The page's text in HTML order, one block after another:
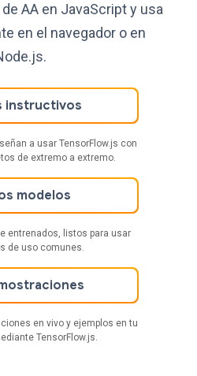
AA en JavaScript y usa
en el navegador o en
instructivos
a usar TensorFlow.js con
de extremo a extremo.
modelos
entrenados, listos para usar
de uso comunes.
en vivo y ejemplos en tu
TensorFlow.js.